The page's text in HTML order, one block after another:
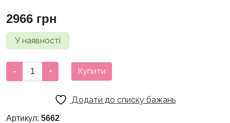
2966 грн
У наявності
Антивікова
сироватка-
омолодження
- + Купити
Додати до списку бажань
Артикул: 5662